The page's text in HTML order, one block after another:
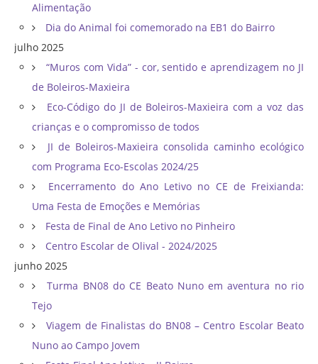
Alimentação
Dia do Animal foi comemorado na EB1 do Bairro
julho 2025
“Muros com Vida” - cor, sentido e aprendizagem no JI
de Boleiros-Maxieira
Eco-Código do JI de Boleiros-Maxieira com a voz das
crianças e o compromisso de todos
JI de Boleiros-Maxieira consolida caminho ecológico
com Programa Eco-Escolas 2024/25
Encerramento do Ano Letivo no CE de Freixianda:
Uma Festa de Emoções e Memórias
Festa de Final de Ano Letivo no Pinheiro
Centro Escolar de Olival - 2024/2025
junho 2025
Turma BN08 do CE Beato Nuno em aventura no rio
Tejo
Viagem de Finalistas do BN08 – Centro Escolar Beato
Nuno ao Campo Jovem